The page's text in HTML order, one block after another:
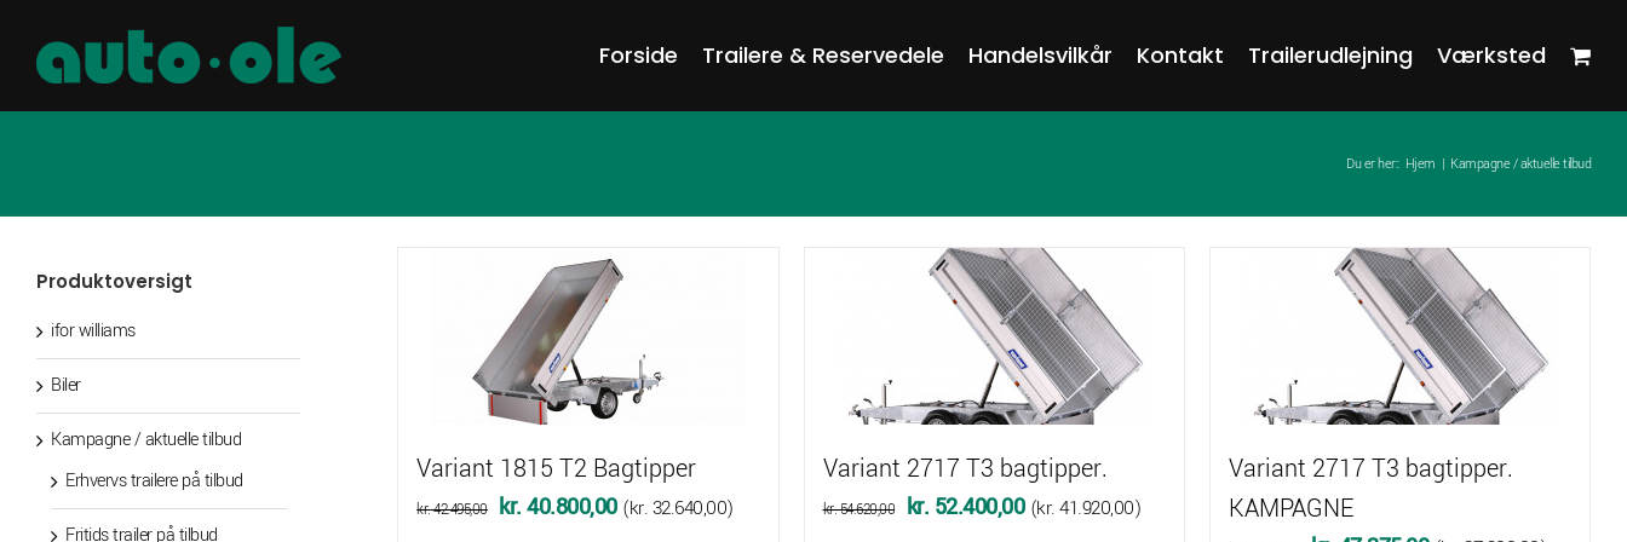
content
Forside Trailere & Reservedele Handelsvilkår Kontakt Trailerudlejning Værksted
Du er her:: Hjem Kampagne / aktuelle tilbud
Variant 1815 T2 Bagtipper
kr.42.495,00
Den
kr.40.800,00Den
(kr.32.640,00)
Variant 2717 T3 bagtipper.
kr.54.620,00
Den
kr. 52.400,00Den
(kr.41.920,00)
Variant 2717 T3 bagtipper.
KAMPAGNE
Produktoversigt
ifor williams
Biler
Kampagne / aktuelle tilbud
Erhvervs trailere på tilbud
Fritids trailer på tilbud